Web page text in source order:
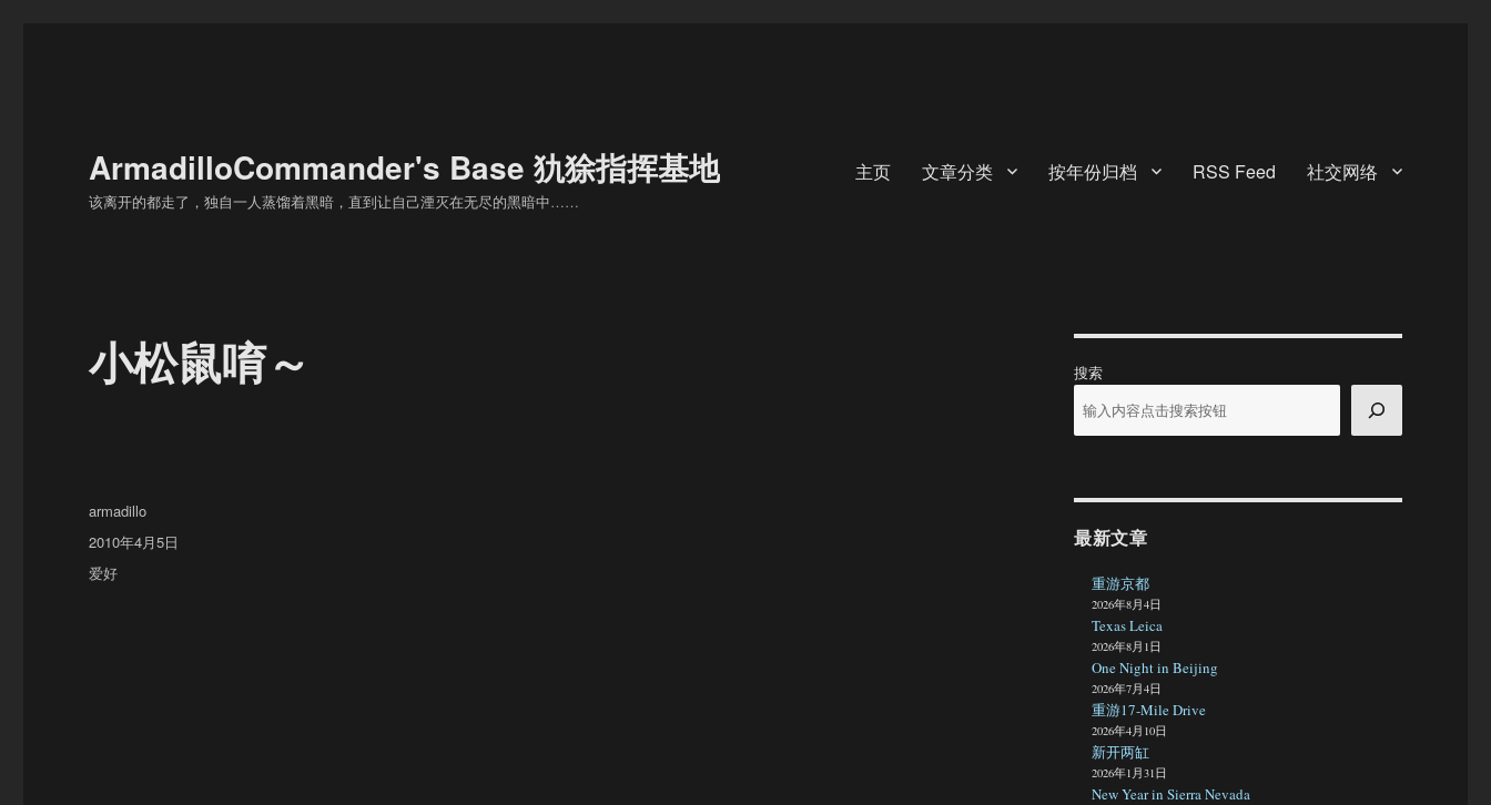
ArmadilloCommander's Base 犰狳指挥基地
该离开的都走了，独自一人蒸馏着黑暗，直到让自己湮灭在无尽的黑暗中……
主页 文章分类 按年份归档 RSS Feed 社交网络
小松鼠唷～
Author
armadillo
Posted
on
2010年4月5日
Categories
爱好
搜索
最新文章
重游京都
2026年8月4日
Texas Leica
2026年8月1日
One Night in Beijing
2026年7月4日
重游17-Mile Drive
2026年4月10日
新开两缸
2026年1月31日
New Year in Sierra Nevada